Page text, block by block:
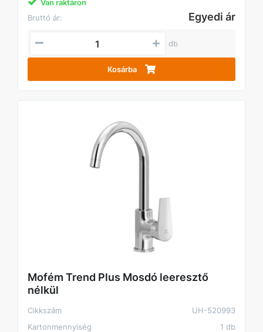
Van raktáron
Bruttó ár:
Egyedi ár
db
Kosárba
Mofém Trend Plus Mosdó leeresztő
nélkül
Cikkszám
UH-520993
Kartonmennyiség
1 db